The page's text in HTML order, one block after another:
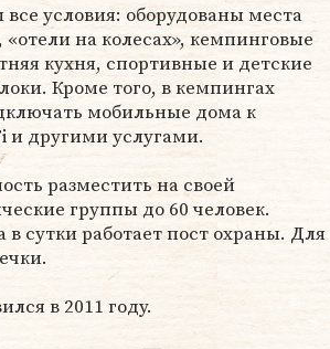
условия: оборудованы места
на колесах», кемпинговые
кухня, спортивные и детские
Кроме того, в кемпингах
мобильные дома к
и другими услугами.
разместить на своей
группы до 60 человек.
в сутки работает пост охраны. Для
в 2011 году.